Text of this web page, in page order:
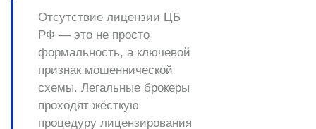
Отсутствие лицензии ЦБ
РФ — это не просто
формальность, а ключевой
признак мошеннической
схемы. Легальные брокеры
проходят жёсткую
процедуру лицензирования